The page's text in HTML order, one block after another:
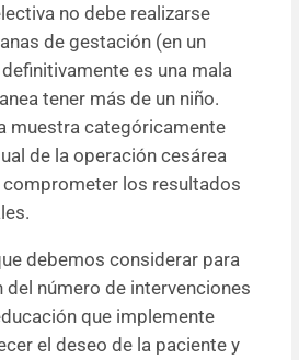
no debe realizarse
de gestación (en un
es una mala
tener más de un niño.
muestra categóricamente
de la operación cesárea
comprometer los resultados
debemos considerar para
del número de intervenciones
que implemente
el deseo de la paciente y